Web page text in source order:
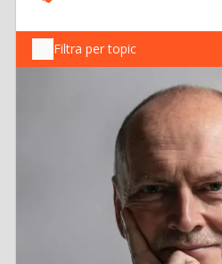
Filtra per topic